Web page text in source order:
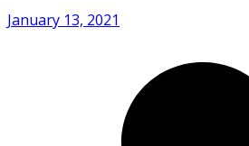
January 13, 2021